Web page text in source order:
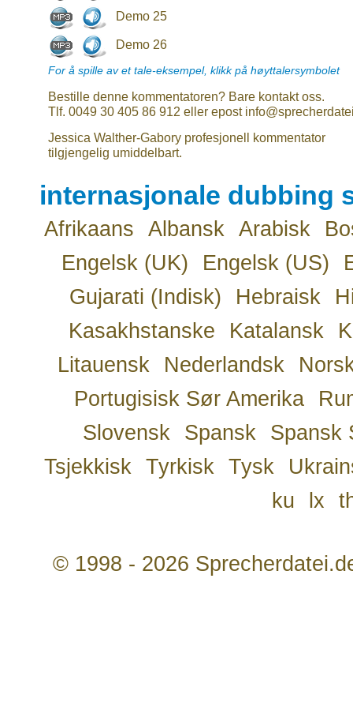
Demo 25
Demo 26
For å spille av et tale-eksempel, klikk på høyttalersymbolet
Bestille denne kommentatoren? Bare kontakt oss.
Tlf. 0049 30 405 86 912 eller epost
Jessica Walther-Gabory profesjonell kommentator
tilgjengelig umiddelbart.
internasjonale dubbing
Afrikaans Albansk Arabisk
Engelsk (UK)
Engelsk (US)
Gujarati (Indisk)
Hebraisk
Kasakhstanske
Katalansk
Litauensk
Nederlandsk
Portugisisk Sør Amerika
Slovensk
Spansk
Spansk
Tsjekkisk
Tyrkisk Tysk
ku
lx
© 1998 - 2026